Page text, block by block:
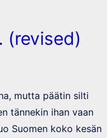
(revised)
mutta päätin silti
tännekin ihan vaan
Suomen koko kesän